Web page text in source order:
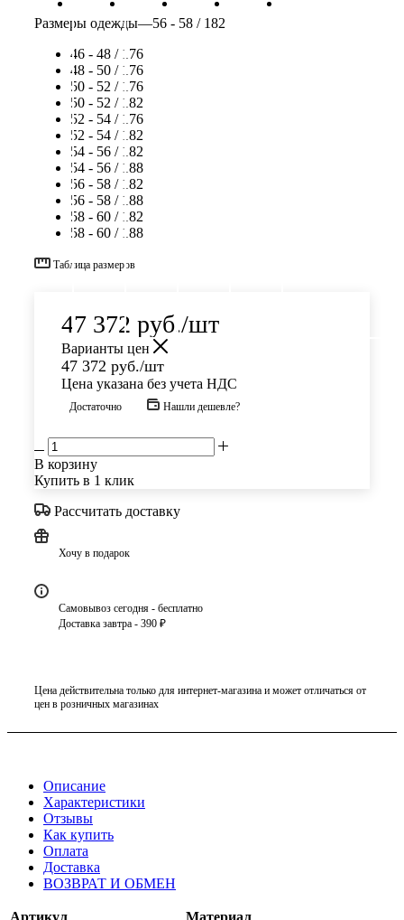
Размеры одежды—56 - 58 / 182
46 - 48 / 176
48 - 50 / 176
50 - 52 / 176
50 - 52 / 182
52 - 54 / 176
52 - 54 / 182
54 - 56 / 182
54 - 56 / 188
56 - 58 / 182
56 - 58 / 188
58 - 60 / 182
58 - 60 / 188
Таблица размеров
47 372 руб./шт
Варианты цен
47 372 руб./шт
Цена указана без учета НДС
Достаточно Нашли дешевле?
В корзину
Купить в 1 клик
Рассчитать доставку
Хочу в подарок
Самовывоз сегодня - бесплатно
Доставка завтра - 390 ₽
Цена действительна только для интернет-магазина и может отличаться от
цен в розничных магазинах
Описание
Характеристики
Отзывы
Как купить
Оплата
Доставка
ВОЗВРАТ И ОБМЕН